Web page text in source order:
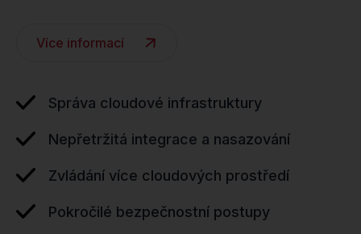
Více informací
Správa cloudové infrastruktury
Nepřetržitá integrace a nasazování
Zvládání více cloudových prostředí
Pokročilé bezpečnostní postupy